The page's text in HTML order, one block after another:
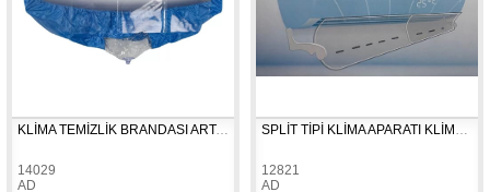
KLİMA TEMİZLİK BRANDASI ART-26526
14029
AD
12821
AD